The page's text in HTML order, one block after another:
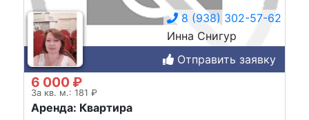
8 (938) 302-57-62
Инна Снигур
Отправить заявку
6 000 ₽
За кв. м.: 181 ₽
Аренда: Квартира